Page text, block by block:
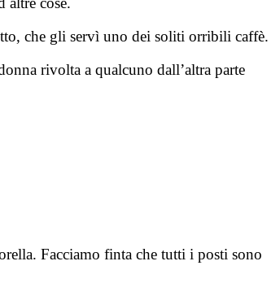
che gli servì uno dei soliti orribili caffè.
rivolta a qualcuno dall’altra parte
Facciamo finta che tutti i posti sono